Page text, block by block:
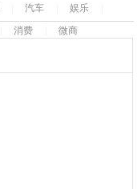
汽车 娱乐
消费 微商